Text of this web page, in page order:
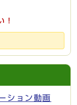
！
ション動画